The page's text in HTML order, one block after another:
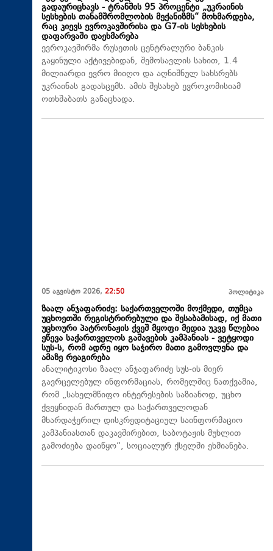
გადაურიცხავს - ტრანშის 95 პროცენტი „უკრაინის
სესხების თანამშრომლობის მექანიზმს“ მოხმარდება,
რაც კიევს ევროკავშირისა და G7-ის სესხების
დაფარვაში დაეხმარება
ევროკავშირმა რუსეთის ცენტრალური ბანკის
გაყინული აქტივებიდან, შემოსავლის სახით, 1.4
მილიარდი ევრო მიიღო და აღნიშნულ სახსრებს
უკრაინას გადასცემს. ამის შესახებ ევროკომისიამ
ოთხშაბათს განაცხადა.
05 აგვისტო 2026, 22:50 პოლიტიკა
ზაალ ანჯაფარიძე: საქართველოში მოქმედი, თუმცა
უცხოეთში რეგისტრირებული და შესაბამისად, იქ მათი
უცხოური პატრონაჟის ქვეშ მყოფი მედია უკვე წლებია
ეწევა საქართველოს გაშავების კამპანიას - ვეტყოდი
სუს-ს, რომ ადრე იყო საჭირო მათი გამოვლენა და
ამაზე რეაგირება
ანალიტიკოსი ზაალ ანჯაფარიძე სუს-ის მიერ
გავრცელებულ ინფორმაციას, რომელშიც ნათქვამია,
რომ „სახელმწიფო ინტერესების საზიანოდ, უცხო
ქვეყნიდან მართულ და საქართველოდან
მხარდაჭერილ დისკრედიტაციულ საინფორმაციო
კამპანიასთან დაკავშირებით, საბოტაჟის მუხლით
გამოძიება დაიწყო“, სოციალურ ქსელში ეხმიანება.